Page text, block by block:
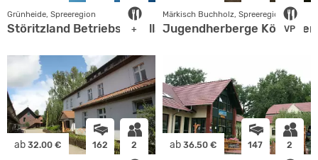
+
Grünheide, Spreeregion
Störitzland Betriebsgesellschaft mbH VP
Märkisch Buchholz, Spreeregion
Jugendherberge Köthener
ab 32.00 € 162 2 ab 36.50 € 147 2